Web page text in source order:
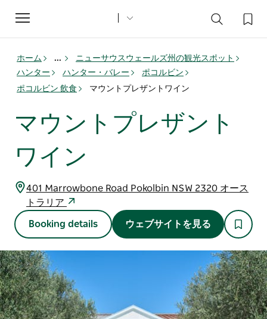
Toggle
navigation
ホーム ...
ニューサウスウェールズ州の観光スポット
ハンター
ハンター・バレー
ポコルビン
ポコルビン 飲食
マウントプレザントワイン
マウントプレザント
ワイン
401 Marrowbone Road Pokolbin NSW 2320 オース
トラリア
Booking details ウェブサイトを見る